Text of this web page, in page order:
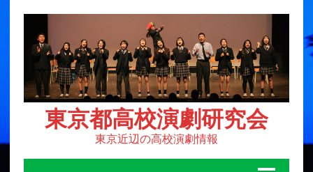
東京都高校演劇研究会
東京近辺の高校演劇情報